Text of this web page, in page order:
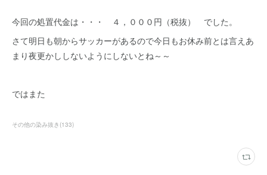
今回の処置代金は・・・ ４，０００円（税抜） でした。
さて明日も朝からサッカーがあるので今日もお休み前とは言えあ
まり夜更かししないようにしないとね～～
ではまた
その他の染み抜き (133)